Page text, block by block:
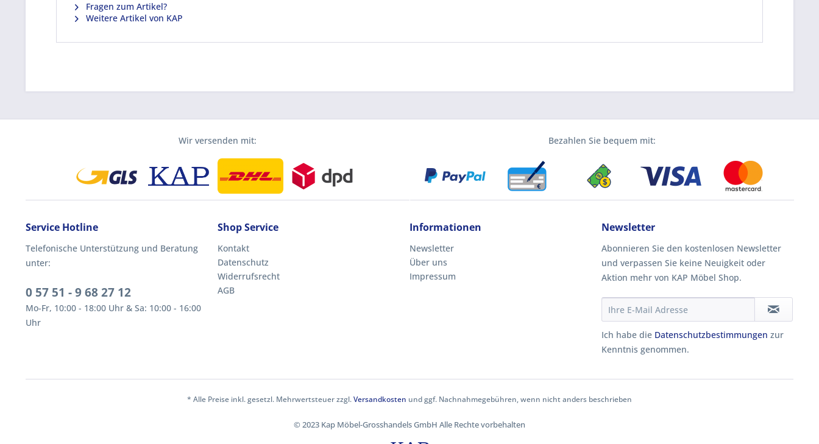
Fragen zum Artikel?
Weitere Artikel von KAP
Wir versenden mit: Bezahlen Sie bequem mit:
Service Hotline
Telefonische Unterstützung und Beratung
unter:
0 57 51 - 9 68 27 12
Mo-Fr, 10:00 - 18:00 Uhr & Sa: 10:00 - 16:00
Uhr
Shop Service
Kontakt
Datenschutz
Widerrufsrecht
AGB
Informationen
Newsletter
Über uns
Impressum
Newsletter
Abonnieren Sie den kostenlosen Newsletter
und verpassen Sie keine Neuigkeit oder
Aktion mehr von KAP Möbel Shop.
Ich habe die Datenschutzbestimmungen zur
Kenntnis genommen.
* Alle Preise inkl. gesetzl. Mehrwertsteuer zzgl.Versandkosten und ggf. Nachnahmegebühren, wenn nicht anders beschrieben
© 2023 Kap Möbel-Grosshandels GmbH Alle Rechte vorbehalten